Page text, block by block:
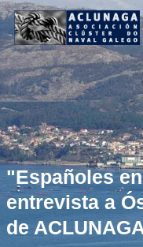
"Españoles
entrevista a
de